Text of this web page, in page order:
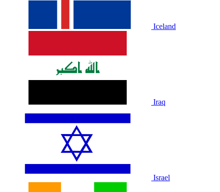
Iceland
Iraq
Israel